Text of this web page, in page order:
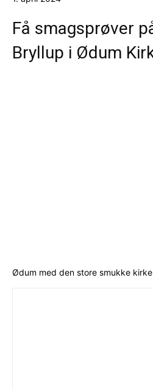
Få smagsprøver
Bryllup i Ødum
Ødum med den store smukke